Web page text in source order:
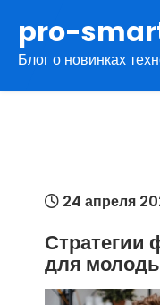
содержимому
pro-
Блог о новинках
24 апреля
Стратегии
для